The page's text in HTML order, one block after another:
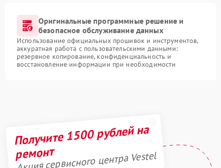
Оригинальные программные решение и
безопасное обслуживание данных
Использование официальных прошивок и инструментов,
аккуратная работа с пользовательскими данными:
резервное копирование, конфиденциальность и
восстановление информации при необходимости
Получите 1500 рублей на
ремонт
Акция сервисного центра Vestel